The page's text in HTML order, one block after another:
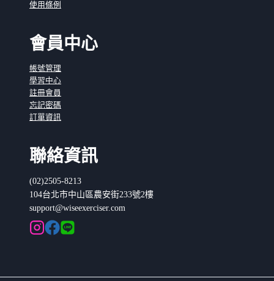
使用條例
會員中心
帳號管理
學習中心
註冊會員
忘記密碼
訂單資訊
聯絡資訊
(02)2505-8213
104台北市中山區農安街233號2樓
support@wiseexerciser.com